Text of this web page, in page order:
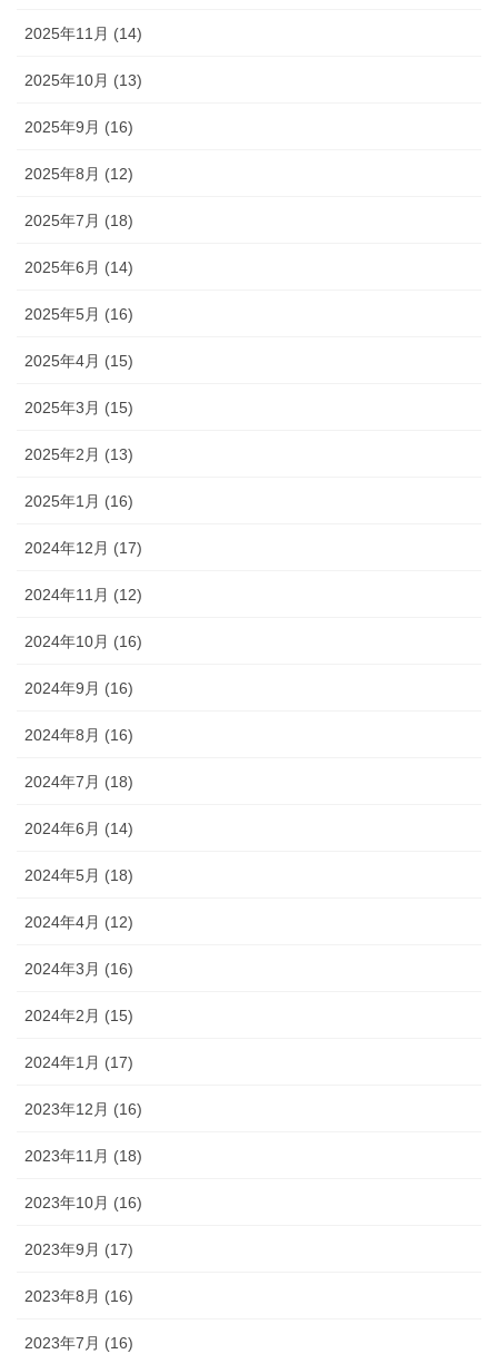
2025年11月 (14)
2025年10月 (13)
2025年9月 (16)
2025年8月 (12)
2025年7月 (18)
2025年6月 (14)
2025年5月 (16)
2025年4月 (15)
2025年3月 (15)
2025年2月 (13)
2025年1月 (16)
2024年12月 (17)
2024年11月 (12)
2024年10月 (16)
2024年9月 (16)
2024年8月 (16)
2024年7月 (18)
2024年6月 (14)
2024年5月 (18)
2024年4月 (12)
2024年3月 (16)
2024年2月 (15)
2024年1月 (17)
2023年12月 (16)
2023年11月 (18)
2023年10月 (16)
2023年9月 (17)
2023年8月 (16)
2023年7月 (16)